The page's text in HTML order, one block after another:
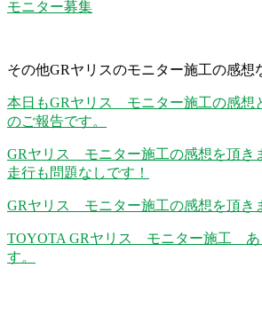
モニター募集
その他GRヤリスのモニター施工の感想
本日もGRヤリス モニター施工の感想
のご報告です。
GRヤリス モニター施工の感想を頂き
走行も問題なしです！
GRヤリス モニター施工の感想を頂き
TOYOTA GRヤリス モニター施工 あ
す。